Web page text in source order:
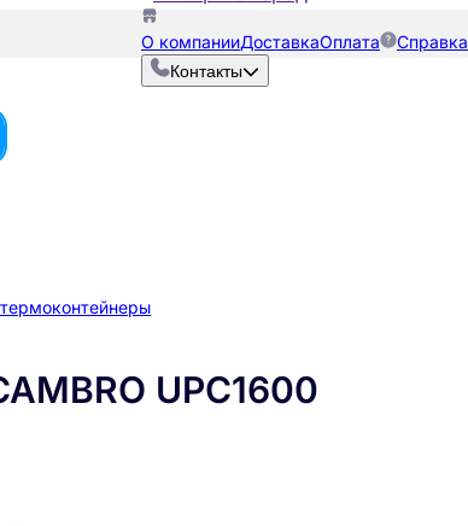
О компанииДоставкаОплата Справка
Контакты
UPC1600